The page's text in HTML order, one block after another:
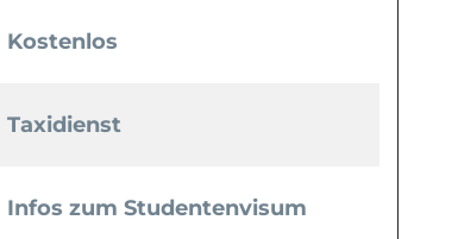
Kostenlos
Taxidienst
Infos zum Studentenvisum